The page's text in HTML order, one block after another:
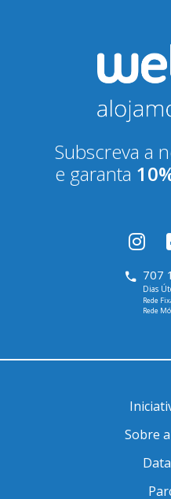
Subscreva a
e garanta
707
Dias
Rede
Rede
Sobre